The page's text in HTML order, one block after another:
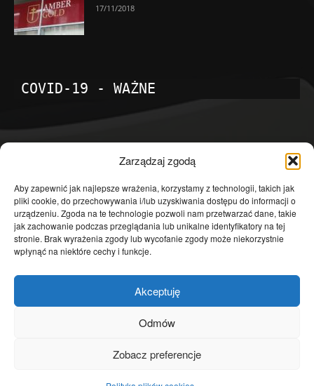
Zarządzaj zgodą
Aby zapewnić jak najlepsze wrażenia, korzystamy z technologii, takich jak
pliki cookie, do przechowywania i/lub uzyskiwania dostępu do informacji o
urządzeniu. Zgoda na te technologie pozwoli nam przetwarzać dane, takie
jak zachowanie podczas przeglądania lub unikalne identyfikatory na tej
stronie. Brak wyrażenia zgody lub wycofanie zgody może niekorzystnie
wpłynąć na niektóre cechy i funkcje.
Akceptuję
Odmów
Zobacz preferencje
17/11/2018
COVID-19 - WAŻNE
Temat dnia
4601
Publicystyka
4363
Polityka
3639
Polska
Społeczeństwo
2823